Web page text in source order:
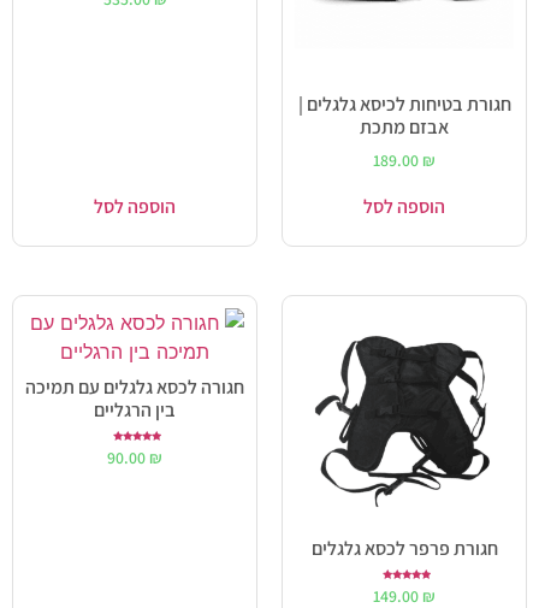
חגורת בטיחות לכיסא גלגלים |
אבזם מתכת
189.00 ₪
הוספה לסל הוספה לסל
חגורת פרפר לכסא גלגלים
5.00
149.00 ₪
חגורה לכסא גלגלים עם תמיכה
בין הרגליים
5.00
90.00 ₪